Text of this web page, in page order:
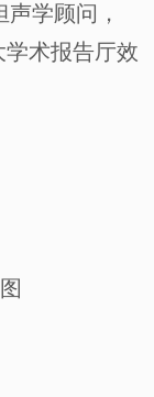
学顾问，
术报告厅效